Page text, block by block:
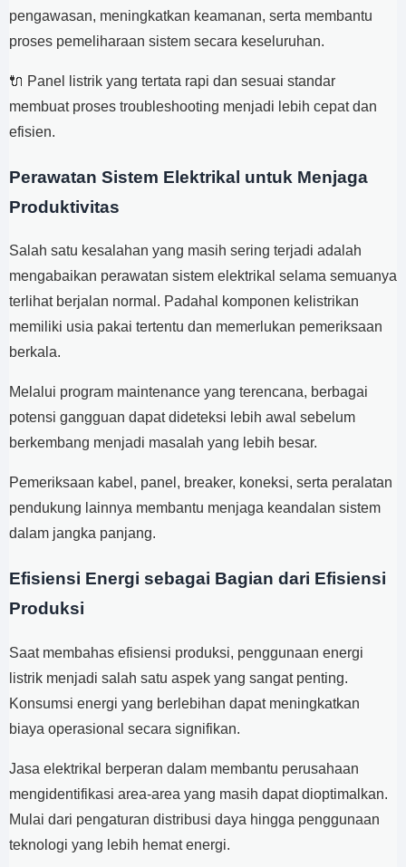
pengawasan, meningkatkan keamanan, serta membantu
proses pemeliharaan sistem secara keseluruhan.
🔌 Panel listrik yang tertata rapi dan sesuai standar
membuat proses troubleshooting menjadi lebih cepat dan
efisien.
Perawatan Sistem Elektrikal untuk Menjaga
Produktivitas
Salah satu kesalahan yang masih sering terjadi adalah
mengabaikan perawatan sistem elektrikal selama semuanya
terlihat berjalan normal. Padahal komponen kelistrikan
memiliki usia pakai tertentu dan memerlukan pemeriksaan
berkala.
Melalui program maintenance yang terencana, berbagai
potensi gangguan dapat dideteksi lebih awal sebelum
berkembang menjadi masalah yang lebih besar.
Pemeriksaan kabel, panel, breaker, koneksi, serta peralatan
pendukung lainnya membantu menjaga keandalan sistem
dalam jangka panjang.
Efisiensi Energi sebagai Bagian dari Efisiensi
Produksi
Saat membahas efisiensi produksi, penggunaan energi
listrik menjadi salah satu aspek yang sangat penting.
Konsumsi energi yang berlebihan dapat meningkatkan
biaya operasional secara signifikan.
Jasa elektrikal berperan dalam membantu perusahaan
mengidentifikasi area-area yang masih dapat dioptimalkan.
Mulai dari pengaturan distribusi daya hingga penggunaan
teknologi yang lebih hemat energi.